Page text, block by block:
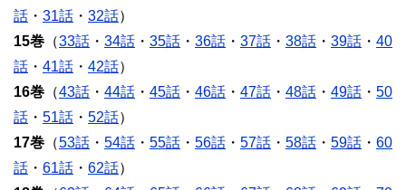
話 ・ 31話 ・ 32話）
15巻 （33話 ・ 34話 ・ 35話 ・ 36話 ・ 37話 ・ 38話 ・ 39話 ・ 40
話 ・ 41話 ・ 42話）
16巻 （43話 ・ 44話 ・ 45話 ・ 46話 ・ 47話 ・ 48話 ・ 49話 ・ 50
話 ・ 51話 ・ 52話）
17巻 （53話 ・ 54話 ・ 55話 ・ 56話 ・ 57話 ・ 58話 ・ 59話 ・ 60
話 ・ 61話 ・ 62話）